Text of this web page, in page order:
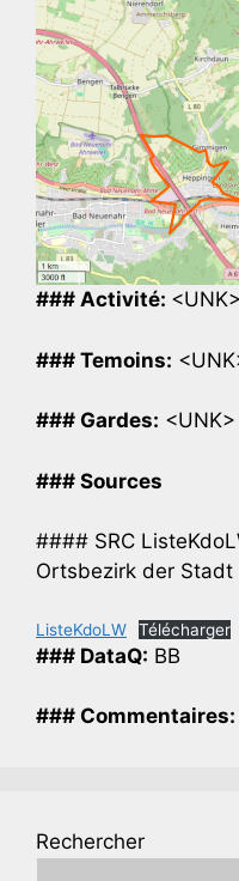
### Activité: <UNK>
### Temoins:
### Gardes: <UNK>
### Sources
#### SRC
Ortsbezirk der
ListeKdoLW Télécharger
### DataQ: BB
### Commentaires:
Rechercher